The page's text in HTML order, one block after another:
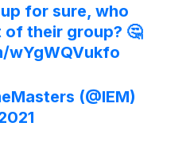
for sure, who
of their group? 🤔
(@IEM)